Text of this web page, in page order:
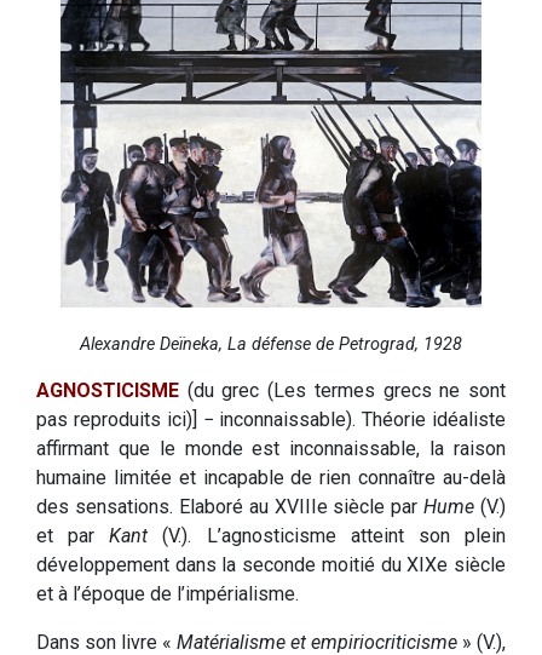
Alexandre Deïneka, La défense de Petrograd, 1928
AGNOSTICISME (du grec (Les termes grecs ne sont
pas reproduits ici)] − inconnaissable). Théorie idéaliste
affirmant que le monde est inconnaissable, la raison
humaine limitée et incapable de rien connaître au-delà
des sensations. Elaboré au XVIIIe siècle parHume (V.)
et parKant (V.). L’agnosticisme atteint son plein
développement dans la seconde moitié du XIXe siècle
et à l’époque de l’impérialisme.
Dans son livre « Matérialisme et empiriocriticisme » (V.),